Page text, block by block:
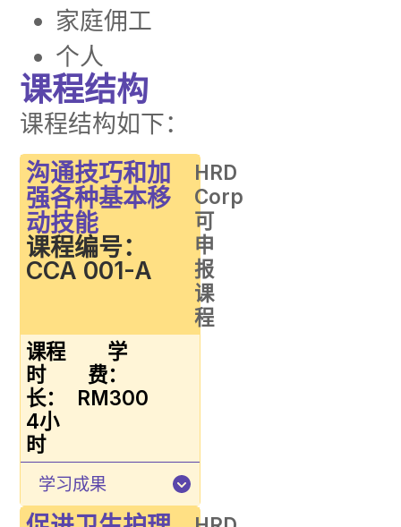
家庭佣工
个人
课程结构
课程结构如下：
沟通技巧和加
强各种基本移
动技能
课程编号：
CCA 001-A
HRD
Corp
可
申
报
课
程
课程
时
长：
4小
时
学
费：
RM300
学习成果